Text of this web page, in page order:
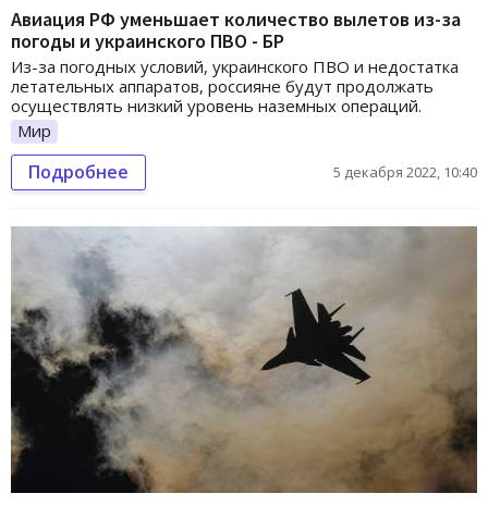
Авиация РФ уменьшает количество вылетов из-за
погоды и украинского ПВО - БР
Из-за погодных условий, украинского ПВО и недостатка
летательных аппаратов, россияне будут продолжать
осуществлять низкий уровень наземных операций.
Мир
Подробнее 5 декабря 2022, 10:40